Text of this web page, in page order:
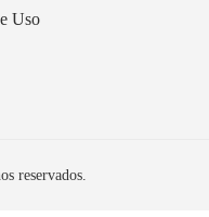
Uso
reservados.